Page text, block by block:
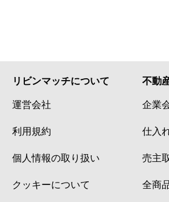
リビンマッチについて
運営会社
利用規約
個人情報の取り扱い
クッキーについて
不動
企業
仕入
売主
全商